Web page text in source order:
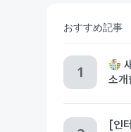
おすすめ記事
소개
[인